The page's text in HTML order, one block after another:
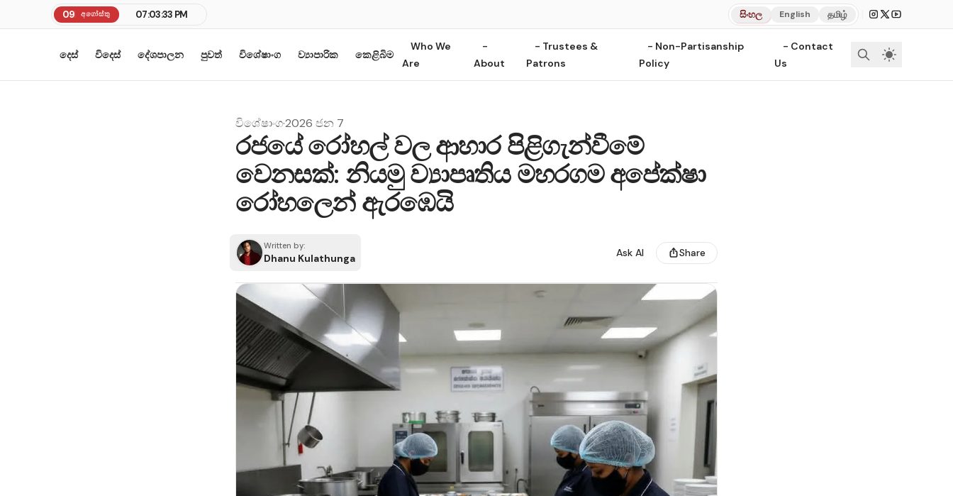
09 අගෝස්තු 07:03:33 PM සිංහල English தமிழ்
දෙස් විදෙස් දේශපාලන පුවත් විශේෂාංග ව්‍යාපාරික කෙළිබිම
Who We
Are
-
About
- Trustees &
Patrons
- Non-Partisanship
Policy
- Contact
Us
විශේෂාංග·2026 ජන 7
රජයේ රෝහල් වල ආහාර පිළිගැන්වීමේ
වෙනසක්: නියමු ව්‍යාපෘතිය මහරගම අපේක්ෂා
රෝහලෙන් ඇරඹෙයි
Written by:
Dhanu Kulathunga Ask AI Share